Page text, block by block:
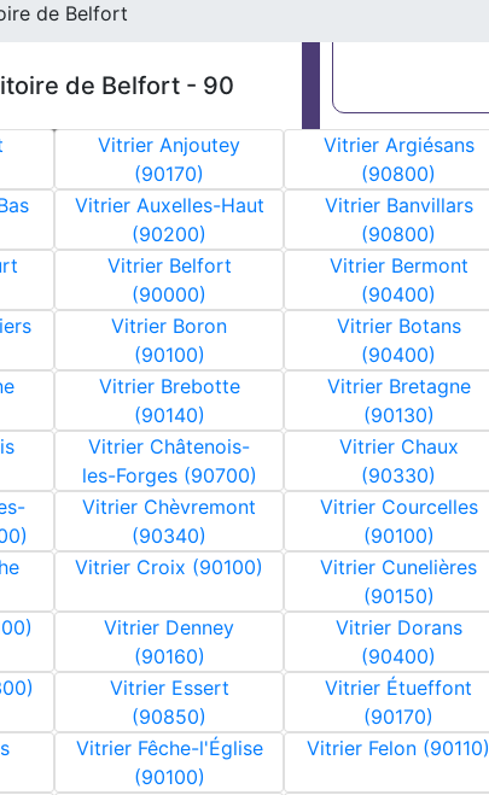
de Belfort
de Belfort - 90
Vitrier Anjoutey
(90170)
Vitrier Argiésans
(90800)
Vitrier Auxelles-Haut
(90200)
Vitrier Banvillars
(90800)
Vitrier Belfort
(90000)
Vitrier Bermont
(90400)
Vitrier Boron
(90100)
Vitrier Botans
(90400)
Vitrier Brebotte
(90140)
Vitrier Bretagne
(90130)
Vitrier Châtenois-
les-Forges (90700)
Vitrier Chaux
(90330)
Vitrier Chèvremont
(90340)
Vitrier Courcelles
(90100)
Vitrier Croix (90100)
Vitrier Cunelières
(90150)
Vitrier Denney
(90160)
Vitrier Dorans
(90400)
Vitrier Essert
(90850)
Vitrier Étueffont
(90170)
Vitrier Fêche-l'Église
(90100)
Vitrier Felon (90110)